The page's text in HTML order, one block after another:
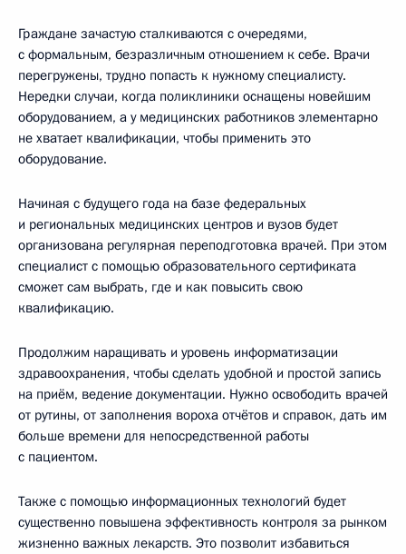
Граждане зачастую сталкиваются с очередями,
с формальным, безразличным отношением к себе. Врачи
перегружены, трудно попасть к нужному специалисту.
Нередки случаи, когда поликлиники оснащены новейшим
оборудованием, а у медицинских работников элементарно
не хватает квалификации, чтобы применить это
оборудование.
Начиная с будущего года на базе федеральных
и региональных медицинских центров и вузов будет
организована регулярная переподготовка врачей. При этом
специалист с помощью образовательного сертификата
сможет сам выбрать, где и как повысить свою
квалификацию.
Продолжим наращивать и уровень информатизации
здравоохранения, чтобы сделать удобной и простой запись
на приём, ведение документации. Нужно освободить врачей
от рутины, от заполнения вороха отчётов и справок, дать им
больше времени для непосредственной работы
с пациентом.
Также с помощью информационных технологий будет
существенно повышена эффективность контроля за рынком
жизненно важных лекарств. Это позволит избавиться